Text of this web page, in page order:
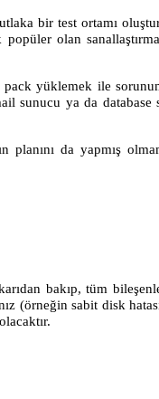
bir test ortamı
popüler olan
yüklemek ile
sunucu ya da
da yapmış
bakıp, tüm
(örneğin sabit disk